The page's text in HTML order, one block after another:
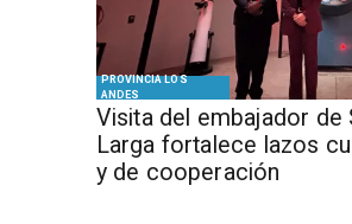
PROVINCIA LOS
ANDES
​Visita del embajador de
Larga fortalece lazos
y de cooperación